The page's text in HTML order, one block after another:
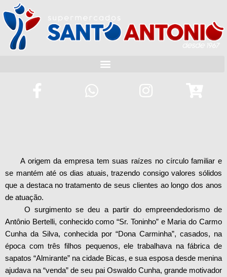
A origem da empresa tem suas raízes no círculo familiar e
se mantém até os dias atuais, trazendo consigo valores sólidos
que a destaca no tratamento de seus clientes ao longo dos anos
de atuação.
O surgimento se deu a partir do empreendedorismo de
Antônio Bertelli, conhecido como “Sr. Toninho” e Maria do Carmo
Cunha da Silva, conhecida por “Dona Carminha”, casados, na
época com três filhos pequenos, ele trabalhava na fábrica de
sapatos “Almirante” na cidade Bicas, e sua esposa desde menina
ajudava na “venda” de seu pai Oswaldo Cunha, grande motivador